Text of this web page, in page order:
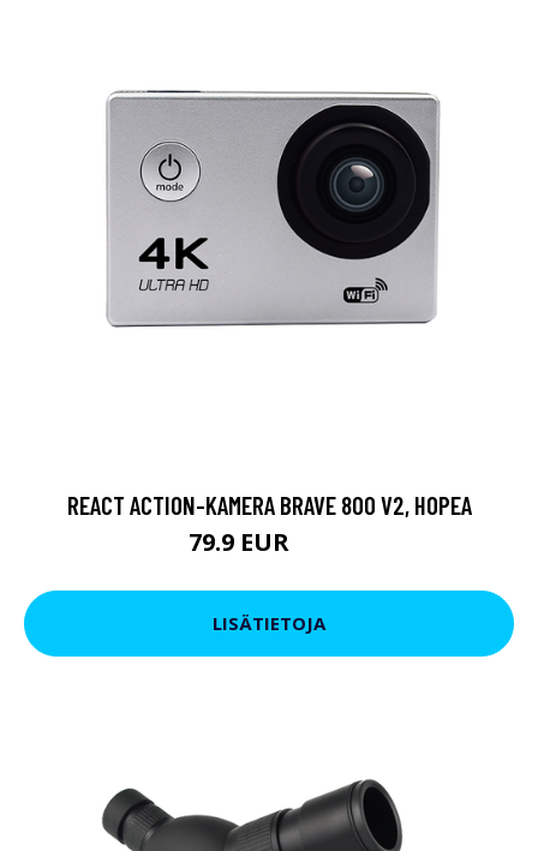
REACT ACTION-KAMERA BRAVE 800 V2, HOPEA
79.9 EUR
LISÄTIETOJA